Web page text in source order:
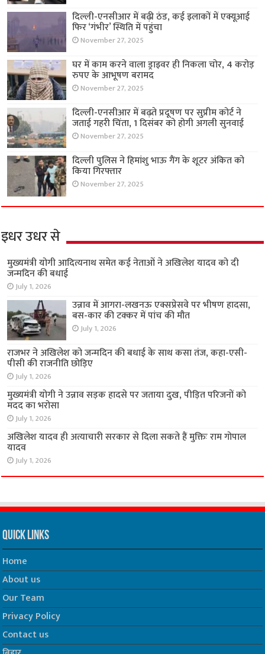
दिल्ली-एनसीआर में बढ़ी ठंड, कई इलाकों में एक्यूआई
फिर ‘गंभीर’ स्थिति में पहुंचा
November 27, 2025
घर में काम करने वाला ड्राइवर ही निकला चोर, 4 करोड़
रुपए के आभूषण बरामद
November 27, 2025
दिल्ली-एनसीआर में बढ़ते प्रदूषण पर सुप्रीम कोर्ट ने
जताई गहरी चिंता, 1 दिसंबर को होगी अगली सुनवाई
November 27, 2025
दिल्ली पुलिस ने हिमांशु भाऊ गैंग के शूटर अंकित को
किया गिरफ्तार
November 27, 2025
इधर उधर से
मुख्यमंत्री योगी आदित्यनाथ समेत कई नेताओं ने अखिलेश यादव को दी
जन्मदिन की बधाई
July 1, 2026
उन्नाव में आगरा-लखनऊ एक्सप्रेसवे पर भीषण हादसा,
बस-कार की टक्कर में पांच की मौत
July 1, 2026
राजभर ने अखिलेश को जन्मदिन की बधाई के साथ कसा तंज, कहा-एसी-
पीसी की राजनीति छोड़िए
July 1, 2026
मुख्यमंत्री योगी ने उन्नाव सड़क हादसे पर जताया दुख, पीड़ित परिजनों को
मदद का भरोसा
July 1, 2026
अखिलेश यादव ही अत्याचारी सरकार से दिला सकते हैं मुक्तिः राम गोपाल
यादव
July 1, 2026
Quick Links
Home
About us
Our Team
Privacy Policy
Contact us